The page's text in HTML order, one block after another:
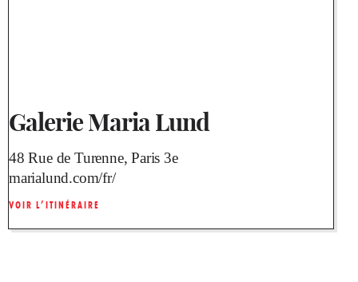
Galerie Maria Lund
48 Rue de Turenne, Paris 3e
marialund.com/fr/
VOIR L’ITINÉRAIRE